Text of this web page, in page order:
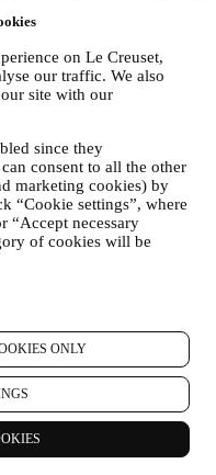
on Le Creuset,
our traffic. We also
site with our
since they
consent to all the other
marketing cookies) by
“Cookie settings”, where
“Accept necessary
of cookies will be
ONLY
Cette activité de traitement
de nos services de
traiter vos données en
équilibré avec vos
des e-mails de suivi dans
dans votre panier sans
ne finalisez pas l'achat
communication de suivi ne
SUJET DES
SUR LES PRODUITS
(par exemple en
lorsque vous
et des nouvelles
locaux également
contacterons par courrier
sociaux, ainsi que
communications porteront
les ouvertures de nouveaux
les concours, les
par Le Creuset ou les